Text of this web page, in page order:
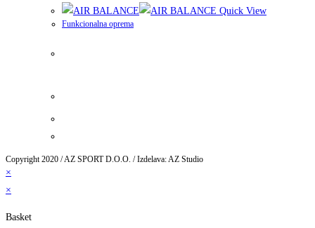
Quick View
Funkcionalna oprema
Copyright 2020 / AZ SPORT D.O.O. / Izdelava: AZ Studio
×
×
Basket